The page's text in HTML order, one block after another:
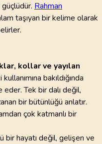
güçlüdür. Rahman
taşıyan bir kelime olarak
kollar ve yayılan
bakıldığında
Tek bir dalı değil,
bir bütünlüğü anlatır.
çok katmanlı bir
bir hayatı değil, gelişen ve